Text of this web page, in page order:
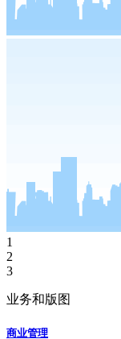
1
2
3
业务和版图
商业管理